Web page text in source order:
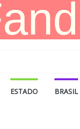
ESTADO BRASIL